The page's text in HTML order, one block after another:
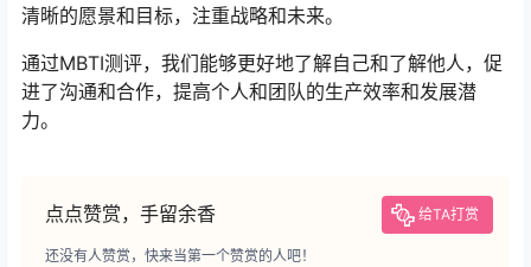
清晰的愿景和目标，注重战略和未来。
通过MBTI测评，我们能够更好地了解自己和了解他人，促
进了沟通和合作，提高个人和团队的生产效率和发展潜
力。
点点赞赏，手留余香 给TA打赏
还没有人赞赏，快来当第一个赞赏的人吧！